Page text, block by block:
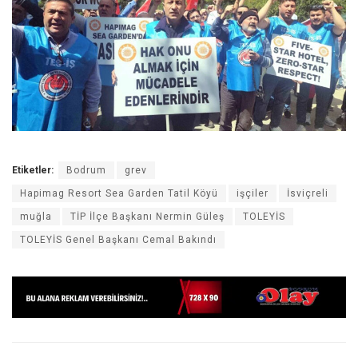
Etiketler: Bodrum grev
Hapimag Resort Sea Garden Tatil Köyü işçiler İsviçreli
muğla TİP İlçe Başkanı Nermin Güleş TOLEYİS
TOLEYİS Genel Başkanı Cemal Bakındı